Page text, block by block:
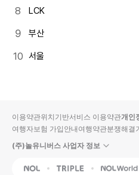
LCK
부산
서울
이용약관위치기반서비스 이용약관개인
여행자보험 가입안내여행약관분쟁해결
(주)놀유니버스 사업자 정보
NOL Triple Interpark